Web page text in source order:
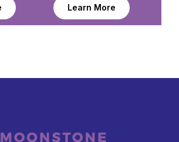
Learn More